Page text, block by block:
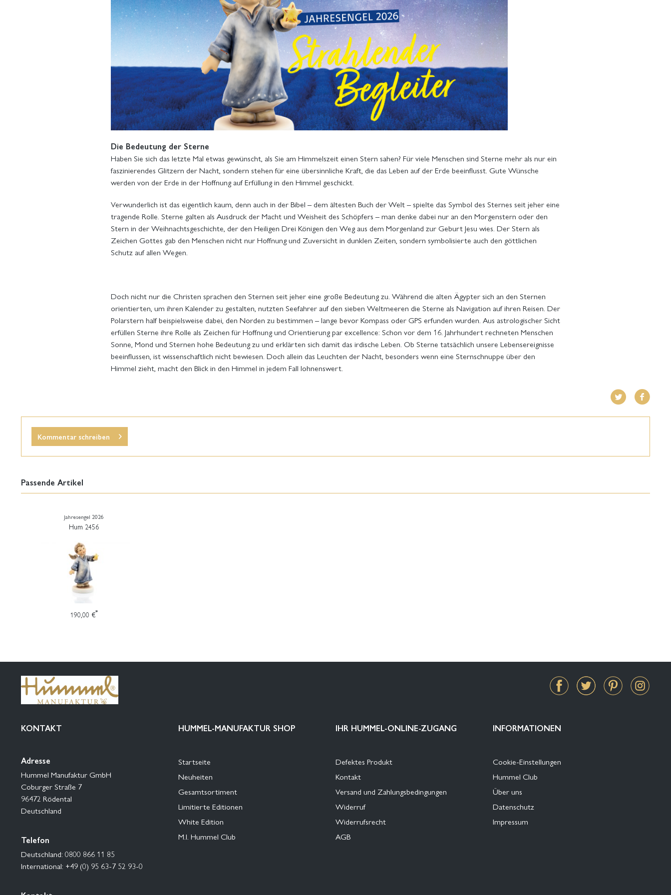
Die Bedeutung der Sterne
Haben Sie sich das letzte Mal etwas gewünscht, als Sie am Himmelszeit einen Stern sahen? Für viele Menschen sind Sterne mehr als nur ein
faszinierendes Glitzern der Nacht, sondern stehen für eine übersinnliche Kraft, die das Leben auf der Erde beeinflusst. Gute Wünsche
werden von der Erde in der Hoffnung auf Erfüllung in den Himmel geschickt.
Verwunderlich ist das eigentlich kaum, denn auch in der Bibel – dem ältesten Buch der Welt – spielte das Symbol des Sternes seit jeher eine
tragende Rolle. Sterne galten als Ausdruck der Macht und Weisheit des Schöpfers – man denke dabei nur an den Morgenstern oder den
Stern in der Weihnachtsgeschichte, der den Heiligen Drei Königen den Weg aus dem Morgenland zur Geburt Jesu wies. Der Stern als
Zeichen Gottes gab den Menschen nicht nur Hoffnung und Zuversicht in dunklen Zeiten, sondern symbolisierte auch den göttlichen
Schutz auf allen Wegen.
Doch nicht nur die Christen sprachen den Sternen seit jeher eine große Bedeutung zu. Während die alten Ägypter sich an den Sternen
orientierten, um ihren Kalender zu gestalten, nutzten Seefahrer auf den sieben Weltmeeren die Sterne als Navigation auf ihren Reisen. Der
Polarstern half beispielsweise dabei, den Norden zu bestimmen – lange bevor Kompass oder GPS erfunden wurden. Aus astrologischer Sicht
erfüllen Sterne ihre Rolle als Zeichen für Hoffnung und Orientierung par excellence: Schon vor dem 16. Jahrhundert rechneten Menschen
Sonne, Mond und Sternen hohe Bedeutung zu und erklärten sich damit das irdische Leben. Ob Sterne tatsächlich unsere Lebensereignisse
beeinflussen, ist wissenschaftlich nicht bewiesen. Doch allein das Leuchten der Nacht, besonders wenn eine Sternschnuppe über den
Himmel zieht, macht den Blick in den Himmel in jedem Fall lohnenswert.
Kommentar schreiben
Passende Artikel
Jahresengel 2026
Hum 2456
190,00 €*
KONTAKT
Adresse
Hummel Manufaktur GmbH
Coburger Straße 7
96472 Rödental
Deutschland
Telefon
Deutschland: 0800 866 11 85
International: +49 (0) 95 63-7 52 93-0
HUMMEL-MANUFAKTUR SHOP
Startseite
Neuheiten
Gesamtsortiment
Limitierte Editionen
White Edition
M.I. Hummel Club
IHR HUMMEL-ONLINE-ZUGANG
Defektes Produkt
Kontakt
Versand und Zahlungsbedingungen
Widerruf
Widerrufsrecht
AGB
INFORMATIONEN
Cookie-Einstellungen
Hummel Club
Über uns
Datenschutz
Impressum